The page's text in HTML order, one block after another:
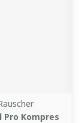
Pro Kompres